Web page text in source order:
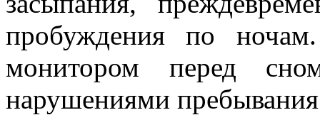
пробуждения по
монитором перед
нарушениями